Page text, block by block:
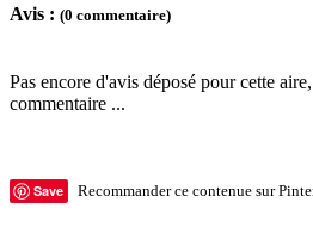
Avis : (0 commentaire)
Pas encore d'avis déposé pour cette
commentaire ...
Save Recommander ce contenue sur